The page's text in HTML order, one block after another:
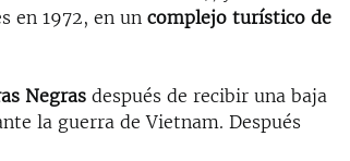
en 1972, en uncomplejo turístico de
Negras después de recibir una baja
la guerra de Vietnam. Después